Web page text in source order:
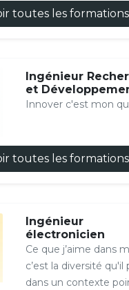
toutes les formations
Ingénieur
et
Innover c'est mon
toutes les formations
Ingénieur
électronicien
Ce que j’aime dans
c’est la diversité qu'il
dans un contexte